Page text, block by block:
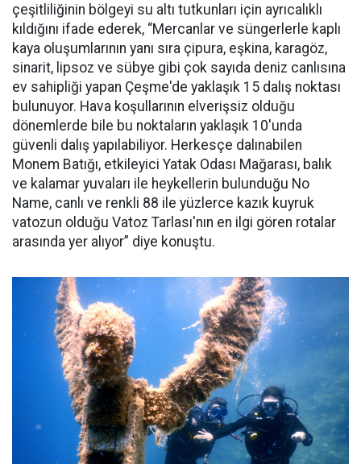
çeşitliliğinin bölgeyi su altı tutkunları için ayrıcalıklı
kıldığını ifade ederek, “Mercanlar ve süngerlerle kaplı
kaya oluşumlarının yanı sıra çipura, eşkina, karagöz,
sinarit, lipsoz ve sübye gibi çok sayıda deniz canlısına
ev sahipliği yapan Çeşme'de yaklaşık 15 dalış noktası
bulunuyor. Hava koşullarının elverişsiz olduğu
dönemlerde bile bu noktaların yaklaşık 10'unda
güvenli dalış yapılabiliyor. Herkesçe dalınabilen
Monem Batığı, etkileyici Yatak Odası Mağarası, balık
ve kalamar yuvaları ile heykellerin bulunduğu No
Name, canlı ve renkli 88 ile yüzlerce kazık kuyruk
vatozun olduğu Vatoz Tarlası'nın en ilgi gören rotalar
arasında yer alıyor” diye konuştu.